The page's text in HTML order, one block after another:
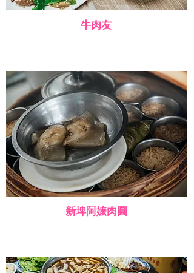
牛肉友
新埤阿嬤肉圓